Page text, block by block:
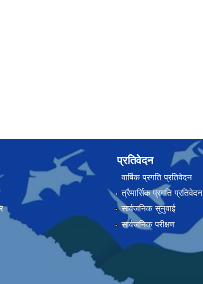
प्रतिवेदन
वार्षिक प्रगति प्रतिवेदन
त्रैमार्सिक प्रगति प्रतिवेदन
सार्वजनिक सुनुवाई
सार्वजनिक परीक्षण